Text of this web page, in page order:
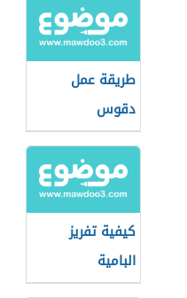
طريقة عمل
دقوس
كيفية تفريز
البامية